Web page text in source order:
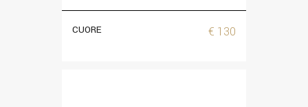
CUORE € 130